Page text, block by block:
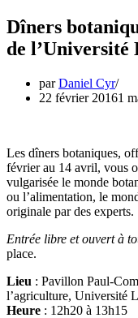
Dîners
de l’Université
parDaniel Cyr
22 février 20161
Les dîners botaniques,
février au 14 avril, vous
vulgarisée le monde
ou l’alimentation, le
originale par des experts.
Entrée libre et ouvert à
place.
Lieu : Pavillon Paul-
l’agriculture, Université
Heure : 12h20 à 13h15